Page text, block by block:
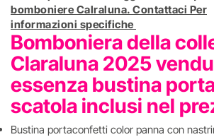
bomboniere Calraluna. Contattaci Per
informazioni specifiche
Bomboniera della
Claraluna 2025
essenza bustina
scatola inclusi nel
Bustina portaconfetti color panna con